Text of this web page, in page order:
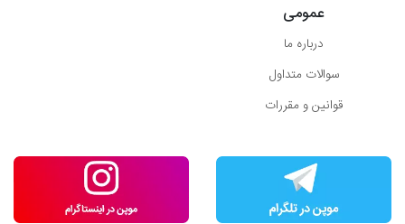
عمومی
درباره ما
سوالات متداول
قوانین و مقررات